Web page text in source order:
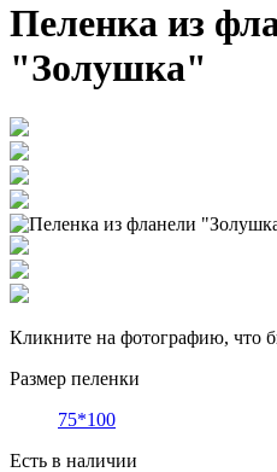
Пеленка из
"Золушка"
Кликните на фотографию, что
Размер пеленки
75*100
Есть в наличии